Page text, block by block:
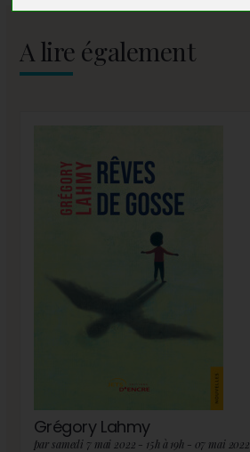
A lire également
Grégory Lahmy
par samedi 7 mai 2022 - 15h à 19h - 07 mai 2022